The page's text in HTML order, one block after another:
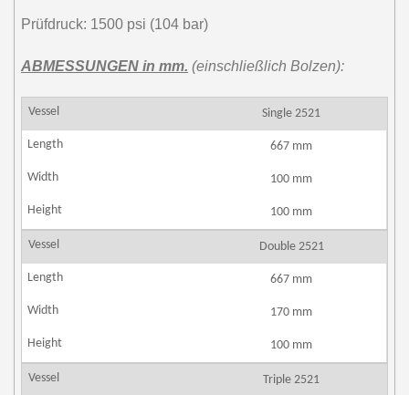
Prüfdruck: 1500 psi (104 bar)
ABMESSUNGEN in mm. (einschließlich Bolzen):
Single 2521
667 mm
100 mm
100 mm
Double 2521
667 mm
170 mm
100 mm
Triple 2521